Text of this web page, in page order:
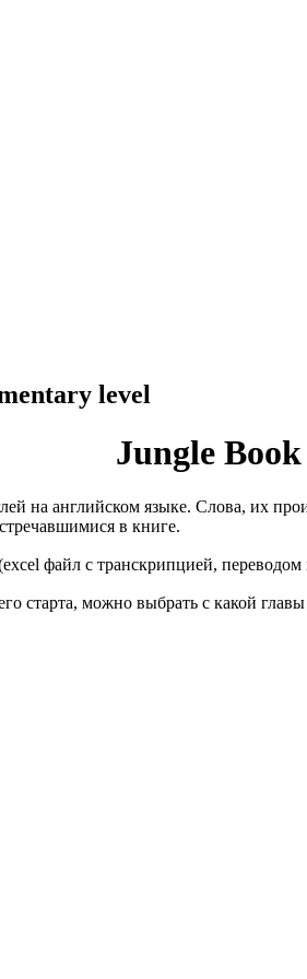
level
Jungle Book
на английском языке. Слова, их
в книге.
файл с транскрипцией,
старта, можно выбрать с какой